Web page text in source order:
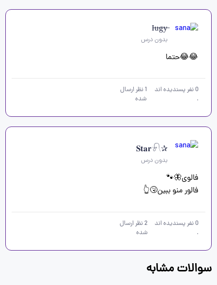
I̶u̶g̶y̶
بدون درس
😂😂حتما
0نفر پسندیده اند
.
1نظر ارسال
شده
✰𝐒𝐭𝐚𝐫𓍯
بدون درس
فالور منو ببین🤧👆
0نفر پسندیده اند
.
2نظر ارسال
شده
سوالات مشابه